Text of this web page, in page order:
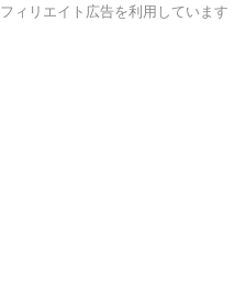
ィリエイト広告を利用しています